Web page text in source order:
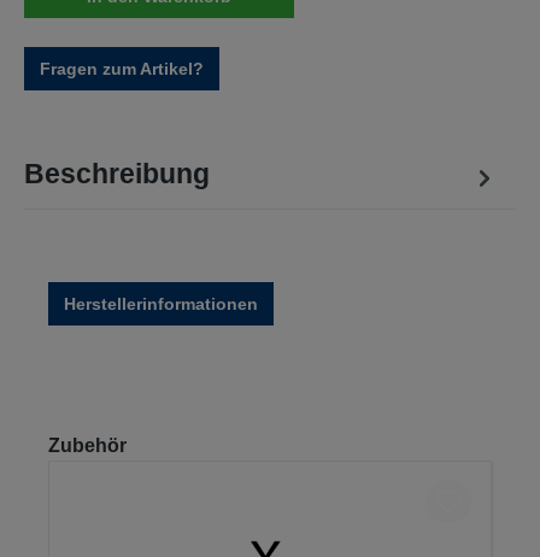
Fragen zum Artikel?
Beschreibung
Herstellerinformationen
Produktgalerie überspringen
Zubehör